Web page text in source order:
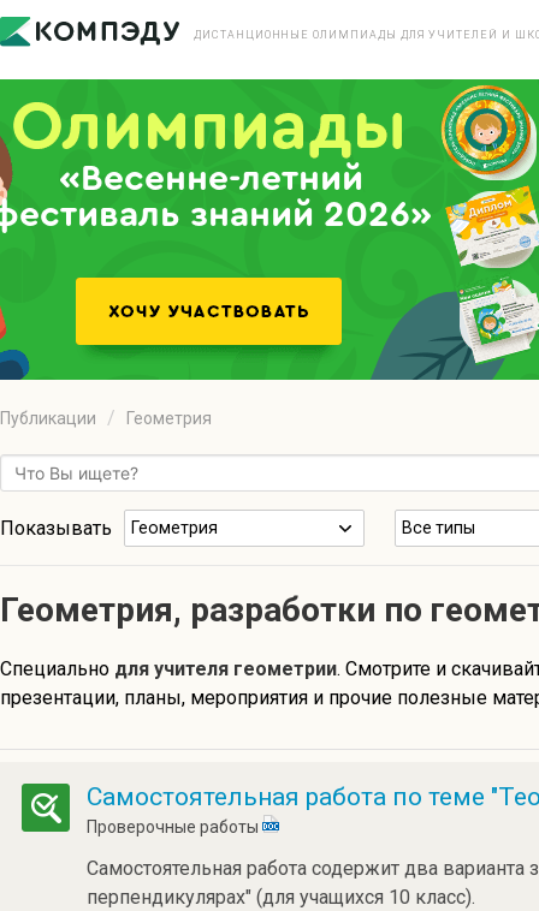
ДИСТАНЦИОННЫЕ ОЛИМПИАДЫ ДЛЯ УЧИТЕЛЕЙ И
«Весенне-летний
знаний 2026»
Публикации Геометрия
Показывать Геометрия Все типы
Геометрия, разработки по
Специально для учителя геометрии. Смотрите и
презентации, планы, мероприятия и прочие полезные
Самостоятельная работа по теме
Проверочные работы
Самостоятельная работа содержит два варианта
перпендикулярах" (для учащихся 10 класс).